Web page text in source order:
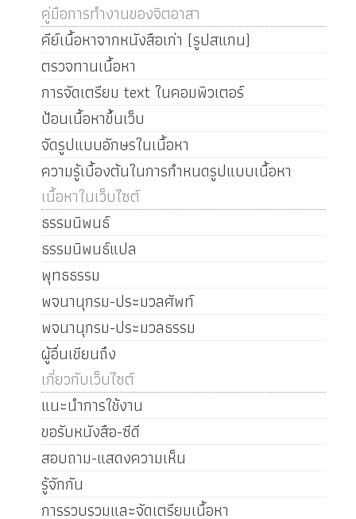
คู่มือการทำงานของจิตอาสา
คีย์เนื้อหาจากหนังสือเก่า (รูปสแกน)
ตรวจทานเนื้อหา
การจัดเตรียม text ในคอมพิวเตอร์
ป้อนเนื้อหาขึ้นเว็บ
จัดรูปแบบอักษรในเนื้อหา
ความรู้เบื้องต้นในการกำหนดรูปแบบเนื้อหา
เนื้อหาในเว็บไซต์
ธรรมนิพนธ์
ธรรมนิพนธ์แปล
พุทธธรรม
พจนานุกรม-ประมวลศัพท์
พจนานุกรม-ประมวลธรรม
ผู้อื่นเขียนถึง
เกี่ยวกับเว็บไซต์
แนะนำการใช้งาน
ขอรับหนังสือ-ซีดี
สอบถาม-แสดงความเห็น
รู้จักกัน
การรวบรวมและจัดเตรียมเนื้อหา